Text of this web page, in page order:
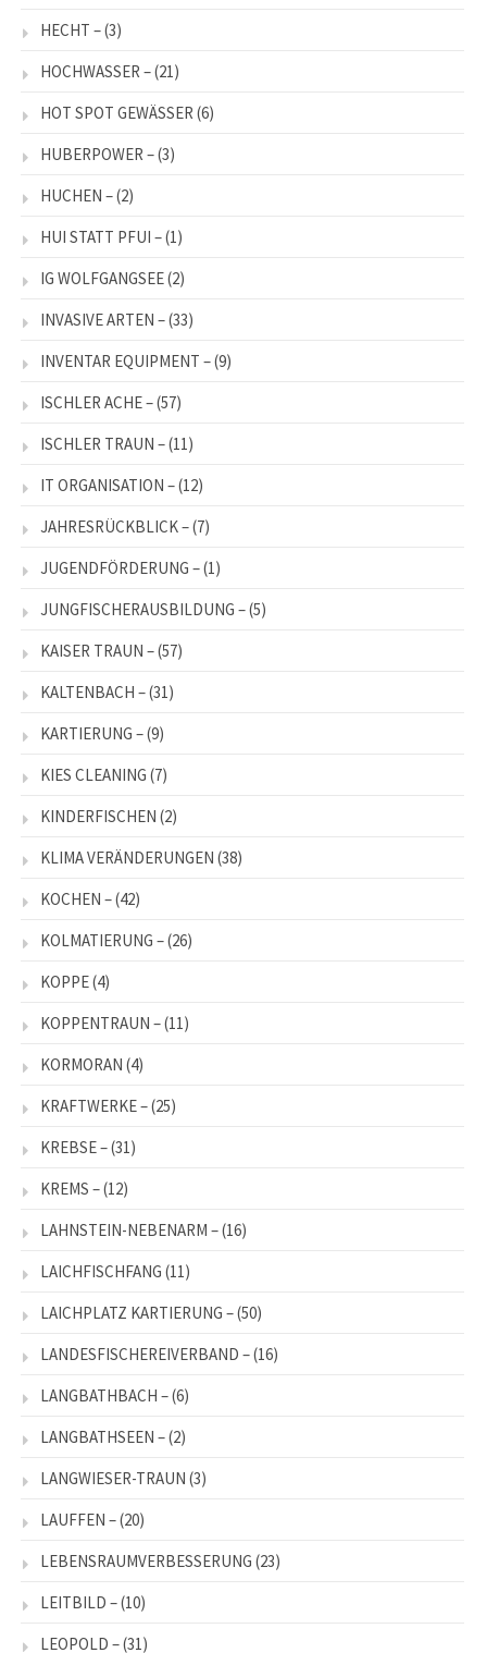
HECHT –(3)
HOCHWASSER –(21)
HOT SPOT GEWÄSSER (6)
HUBERPOWER –(3)
HUCHEN –(2)
HUI STATT PFUI –(1)
IG WOLFGANGSEE(2)
INVASIVE ARTEN –(33)
INVENTAR EQUIPMENT –(9)
ISCHLER ACHE –(57)
ISCHLER TRAUN –(11)
IT ORGANISATION –(12)
JAHRESRÜCKBLICK –(7)
JUGENDFÖRDERUNG –(1)
JUNGFISCHERAUSBILDUNG –(5)
KAISER TRAUN –(57)
KALTENBACH –(31)
KARTIERUNG –(9)
KIES CLEANING (7)
KINDERFISCHEN (2)
KLIMA VERÄNDERUNGEN (38)
KOCHEN –(42)
KOLMATIERUNG –(26)
KOPPE(4)
KOPPENTRAUN –(11)
KORMORAN (4)
KRAFTWERKE –(25)
KREBSE –(31)
KREMS –(12)
LAHNSTEIN-NEBENARM –(16)
LAICHFISCHFANG (11)
LAICHPLATZ KARTIERUNG –(50)
LANDESFISCHEREIVERBAND –(16)
LANGBATHBACH –(6)
LANGBATHSEEN –(2)
LANGWIESER-TRAUN (3)
LAUFFEN –(20)
LEBENSRAUMVERBESSERUNG (23)
LEITBILD –(10)
LEOPOLD –(31)